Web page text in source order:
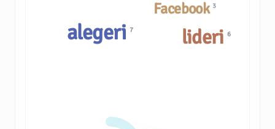
Facebook 3
lideri6
alegeri7